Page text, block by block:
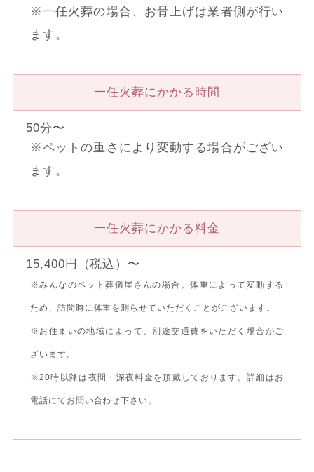
※一任火葬の場合、お骨上げは業者側が行い
ます。
一任火葬にかかる時間
50分〜
※ペットの重さにより変動する場合がござい
ます。
一任火葬にかかる料金
15,400円（税込）〜
※みんなのペット葬儀屋さんの場合。体重によって変動する
ため、訪問時に体重を測らせていただくことがございます。
※お住まいの地域によって、別途交通費をいただく場合がご
ざいます。
※20時以降は夜間・深夜料金を頂戴しております。詳細はお
電話にてお問い合わせ下さい。